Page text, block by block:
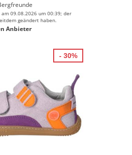
09.08.2026 um 00:39; der
geändert haben.
Anbieter
- 30%